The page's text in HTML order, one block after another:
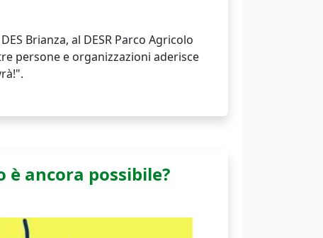
Brianza, al DESR Parco Agricolo
persone e organizzazioni aderisce
è ancora possibile?